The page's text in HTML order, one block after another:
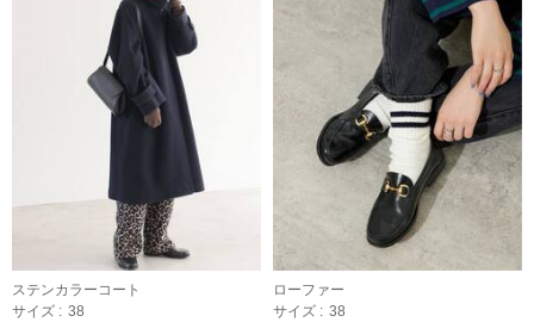
ステンカラーコート
サイズ : 38
ローファー
サイズ : 38